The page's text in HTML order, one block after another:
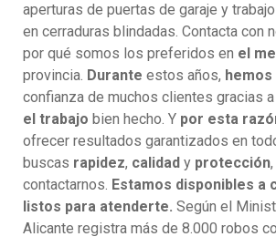
aperturas de puertas de garaje y
en cerraduras blindadas. Contacta con
por qué somos los preferidos en el
provincia. Durante estos años, hemos
confianza de muchos clientes gracias a
el trabajo bien hecho. Y por esta
ofrecer resultados garantizados en
buscas rapidez, calidad y protección
contactarnos. Estamos disponibles a
listos para atenderte. Según el
Alicante registra más de 8.000 robos